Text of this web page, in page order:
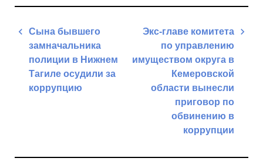
Навигация
записям
Сына бывшего
замначальника
полиции в Нижнем
Тагиле осудили за
коррупцию
Экс-главе комитета
по управлению
имуществом округа в
Кемеровской
области вынесли
приговор по
обвинению в
коррупции